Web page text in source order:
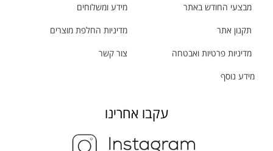
מבצעי החודש באתר
תקנון אתר
מדיניות פרטיות ואבטחה
מידע נוסף
מידע ומשלוחים
מדיניות החלפת מוצרים
צור קשר
עקבו אחרינו